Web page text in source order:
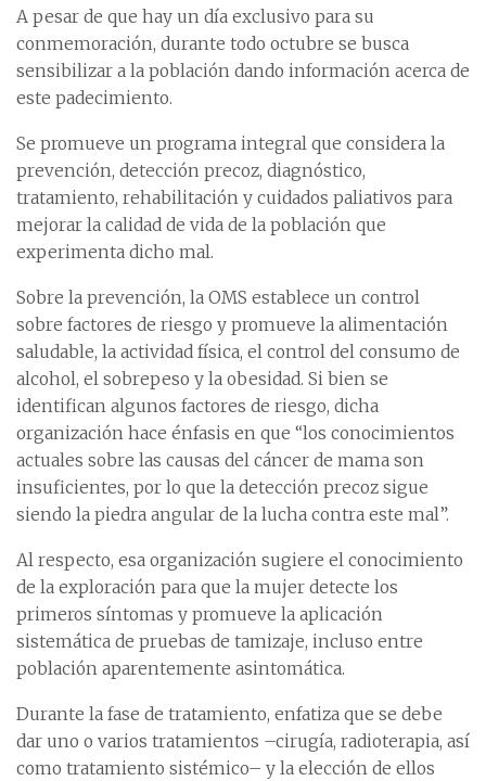
A pesar de que hay un día exclusivo para su
conmemoración, durante todo octubre se busca
sensibilizar a la población dando información acerca de
este padecimiento.
Se promueve un programa integral que considera la
prevención, detección precoz, diagnóstico,
tratamiento, rehabilitación y cuidados paliativos para
mejorar la calidad de vida de la población que
experimenta dicho mal.
Sobre la prevención, la OMS establece un control
sobre factores de riesgo y promueve la alimentación
saludable, la actividad física, el control del consumo de
alcohol, el sobrepeso y la obesidad. Si bien se
identifican algunos factores de riesgo, dicha
organización hace énfasis en que “los conocimientos
actuales sobre las causas del cáncer de mama son
insuficientes, por lo que la detección precoz sigue
siendo la piedra angular de la lucha contra este mal”.
Al respecto, esa organización sugiere el conocimiento
de la exploración para que la mujer detecte los
primeros síntomas y promueve la aplicación
sistemática de pruebas de tamizaje, incluso entre
población aparentemente asintomática.
Durante la fase de tratamiento, enfatiza que se debe
dar uno o varios tratamientos –cirugía, radioterapia, así
como tratamiento sistémico– y la elección de ellos